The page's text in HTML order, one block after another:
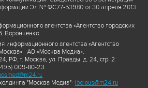
Эл № ФС77-53980 от 30 апреля 2013
агентства «Агентство городских
Воронченко.
информационного агентства «Агентство
- АО «Москва Медиа».
РФ, г. Москва, ул. Правды, д. 24, стр. 2
009-80-23
"Москва Медиа"- ibelous@m24.ru